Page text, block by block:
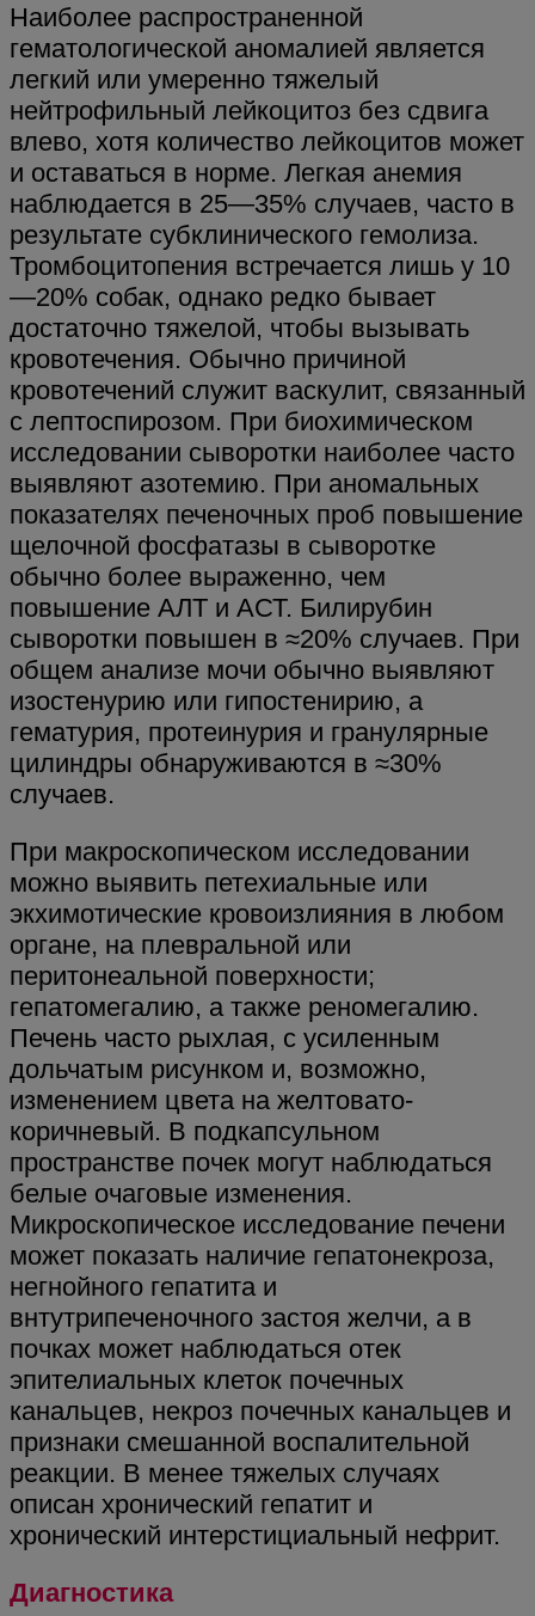
Наиболее распространенной
гематологической аномалией является
легкий или умеренно тяжелый
нейтрофильный лейкоцитоз без сдвига
влево, хотя количество лейкоцитов может
и оставаться в норме. Легкая анемия
наблюдается в 25—35% случаев, часто в
результате субклинического гемолиза.
Тромбоцитопения встречается лишь у 10
—20% собак, однако редко бывает
достаточно тяжелой, чтобы вызывать
кровотечения. Обычно причиной
кровотечений служит васкулит, связанный
с лептоспирозом. При биохимическом
исследовании сыворотки наиболее часто
выявляют азотемию. При аномальных
показателях печеночных проб повышение
щелочной фосфатазы в сыворотке
обычно более выраженно, чем
повышение АЛТ и АСТ. Билирубин
сыворотки повышен в ≈20% случаев. При
общем анализе мочи обычно выявляют
изостенурию или гипостенирию, а
гематурия, протеинурия и гранулярные
цилиндры обнаруживаются в ≈30%
случаев.
При макроскопическом исследовании
можно выявить петехиальные или
экхимотические кровоизлияния в любом
органе, на плевральной или
перитонеальной поверхности;
гепатомегалию, а также реномегалию.
Печень часто рыхлая, с усиленным
дольчатым рисунком и, возможно,
изменением цвета на желтовато-
коричневый. В подкапсульном
пространстве почек могут наблюдаться
белые очаговые изменения.
Микроскопическое исследование печени
может показать наличие гепатонекроза,
негнойного гепатита и
внтутрипеченочного застоя желчи, а в
почках может наблюдаться отек
эпителиальных клеток почечных
канальцев, некроз почечных канальцев и
признаки смешанной воспалительной
реакции. В менее тяжелых случаях
описан хронический гепатит и
хронический интерстициальный нефрит.
Диагностика